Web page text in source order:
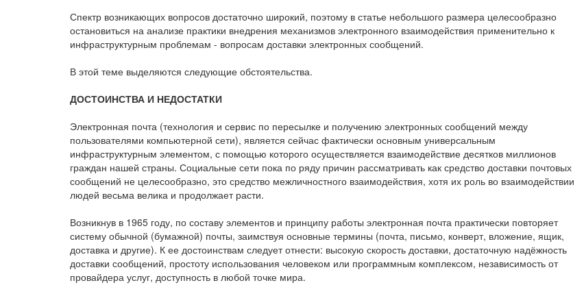
Спектр возникающих вопросов достаточно широкий, поэтому в статье небольшого размера целесообразно
остановиться на анализе практики внедрения механизмов электронного взаимодействия применительно к
инфраструктурным проблемам - вопросам доставки электронных сообщений.
В этой теме выделяются следующие обстоятельства.
ДОСТОИНСТВА И НЕДОСТАТКИ
Электронная почта (технология и сервис по пересылке и получению электронных сообщений между
пользователями компьютерной сети), является сейчас фактически основным универсальным
инфраструктурным элементом, с помощью которого осуществляется взаимодействие десятков миллионов
граждан нашей страны. Социальные сети пока по ряду причин рассматривать как средство доставки почтовых
сообщений не целесообразно, это средство межличностного взаимодействия, хотя их роль во взаимодействии
людей весьма велика и продолжает расти.
Возникнув в 1965 году, по составу элементов и принципу работы электронная почта практически повторяет
систему обычной (бумажной) почты, заимствуя основные термины (почта, письмо, конверт, вложение, ящик,
доставка и другие). К ее достоинствам следует отнести: высокую скорость доставки, достаточную надёжность
доставки сообщений, простоту использования человеком или программным комплексом, независимость от
провайдера услуг, доступность в любой точке мира.